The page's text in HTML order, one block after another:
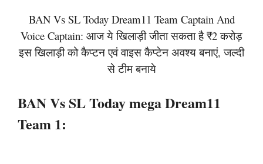
BAN Vs SL Today Dream11 Team Captain And
Voice Captain: आज ये खिलाड़ी जीता सकता है ₹2 करोड़
इस खिलाड़ी को कैप्टन एवं वाइस कैप्टेन अवश्य बनाएं, जल्दी
से टीम बनाये
BAN Vs SL Today mega Dream11
Team 1: